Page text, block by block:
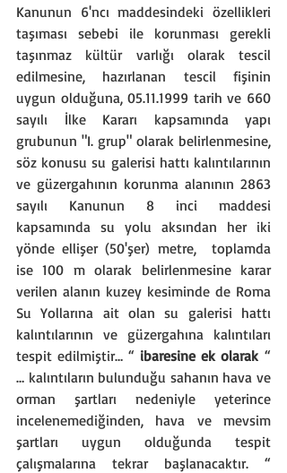
Kanunun 6'ncı maddesindeki özellikleri
taşıması sebebi ile korunması gerekli
taşınmaz kültür varlığı olarak tescil
edilmesine, hazırlanan tescil fişinin
uygun olduğuna, 05.11.1999 tarih ve 660
sayılı İlke Kararı kapsamında yapı
grubunun "I. grup" olarak belirlenmesine,
söz konusu su galerisi hattı kalıntılarının
ve güzergahının korunma alanının 2863
sayılı Kanunun 8 inci maddesi
kapsamında su yolu aksından her iki
yönde ellişer (50'şer) metre,  toplamda
ise 100 m olarak belirlenmesine karar
verilen alanın kuzey kesiminde de Roma
Su Yollarına ait olan su galerisi hattı
kalıntılarının ve güzergahına kalıntıları
tespit edilmiştir… “ ibaresine ek olarak “
… kalıntıların bulunduğu sahanın hava ve
orman şartları nedeniyle yeterince
incelenemediğinden, hava ve mevsim
şartları uygun olduğunda tespit
çalışmalarına tekrar başlanacaktır. “